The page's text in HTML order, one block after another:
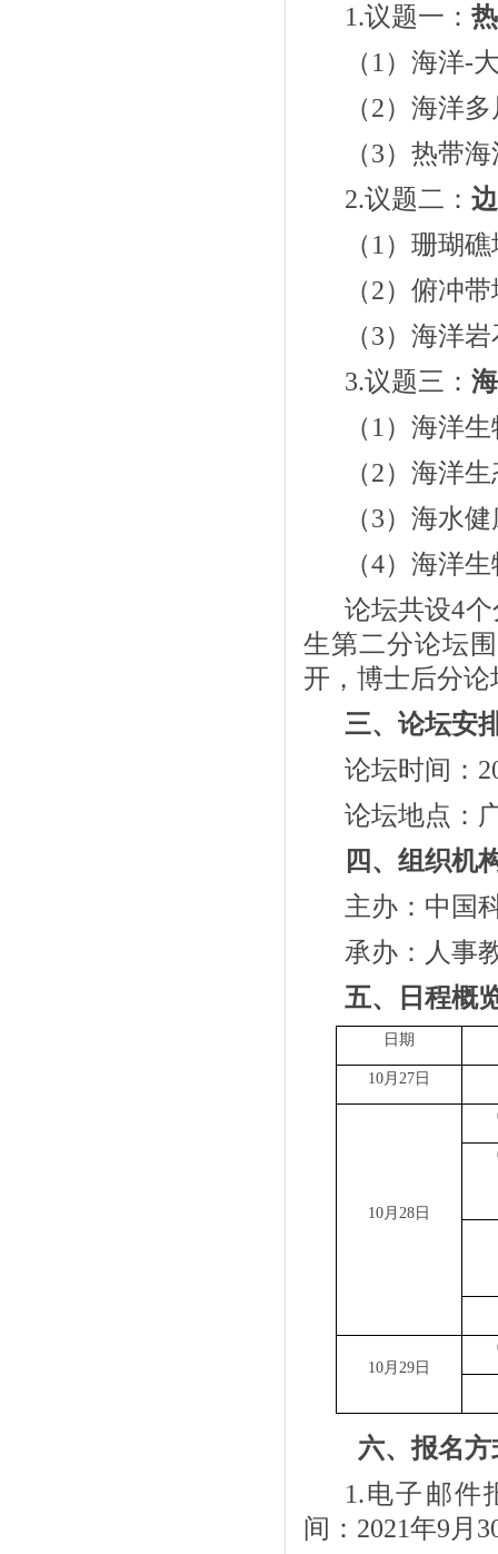
1.议题一：
（ 1 ）海洋-
（2）海洋
（3）热带
2.议题二：
（ 1 ）珊瑚
（2）俯冲
（3）海洋
3.议题三：
（ 1 ）海洋
（2）海洋
（3）海水
（4）海洋
论坛共设4
生第二分论坛
开，博士后分
三、论坛安
论坛时间：
论坛地点：
四、组织机
主办：中国
承办：人事
五、日程概
日期
10月 27日
10月 28日
10月 29日
六、报名方
1.电子邮件
间： 2021年9 月